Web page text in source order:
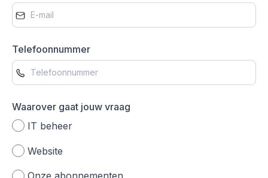
Telefoonnummer
Waarover gaat jouw vraag
IT beheer
Website